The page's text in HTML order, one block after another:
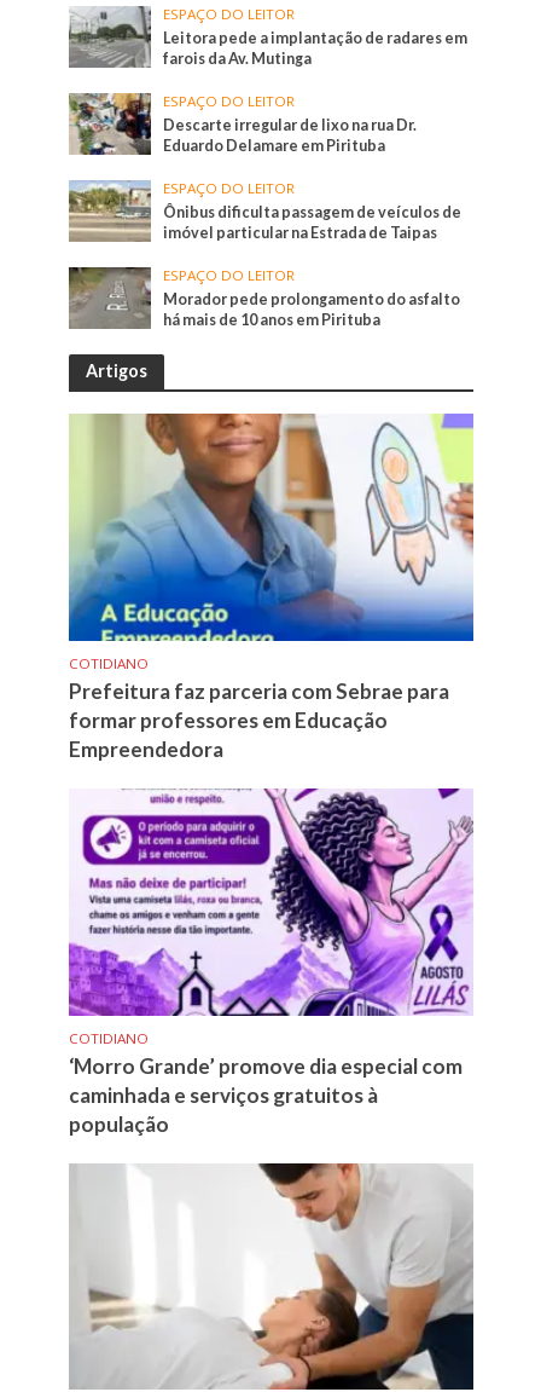
ESPAÇO DO LEITOR
Leitora pede a implantação de radares em
farois da Av. Mutinga
ESPAÇO DO LEITOR
Descarte irregular de lixo na rua Dr.
Eduardo Delamare em Pirituba
ESPAÇO DO LEITOR
Ônibus dificulta passagem de veículos de
imóvel particular na Estrada de Taipas
ESPAÇO DO LEITOR
Morador pede prolongamento do asfalto
há mais de 10 anos em Pirituba
Artigos
COTIDIANO
Prefeitura faz parceria com Sebrae para
formar professores em Educação
Empreendedora
COTIDIANO
‘Morro Grande’ promove dia especial com
caminhada e serviços gratuitos à
população